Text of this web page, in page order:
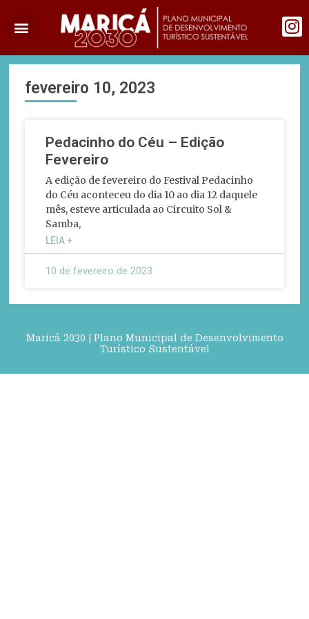
fevereiro 10, 2023
Pedacinho do Céu – Edição
Fevereiro
A edição de fevereiro do Festival Pedacinho
do Céu aconteceu do dia 10 ao dia 12 daquele
mês, esteve articulada ao Circuito Sol &
Samba,
LEIA +
10 de fevereiro de 2023
Maricá 2030 | Plano Municipal de Desenvolvimento
Turístico Sustentável